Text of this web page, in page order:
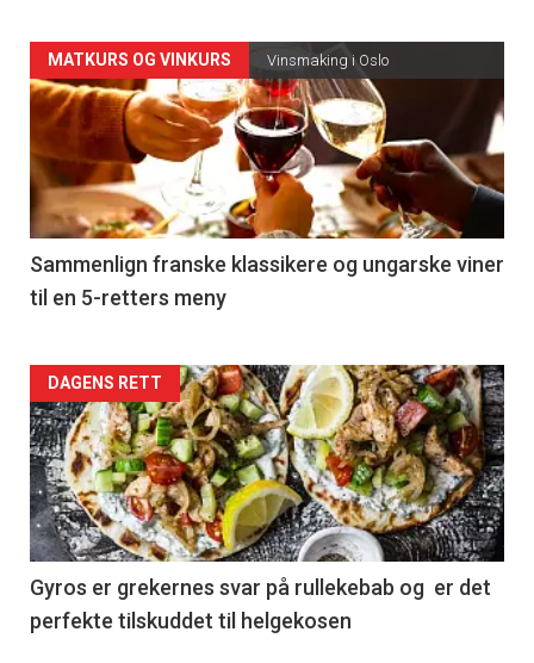
Forsiden
akkurat
nå
-
5
MATKURS OG VINKURS Vinsmaking i Oslo
Sammenlign franske klassikere og ungarske viner
til en 5-retters meny
Forsiden
akkurat
nå
-
6
DAGENS RETT
Gyros er grekernes svar på rullekebab og er det
perfekte tilskuddet til helgekosen